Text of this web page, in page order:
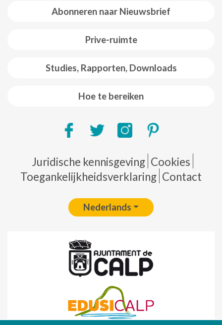
Abonneren naar Nieuwsbrief
Prive-ruimte
Studies, Rapporten, Downloads
Hoe te bereiken
Pie de página
Juridische kennisgeving Cookies
Toegankelijkheidsverklaring Contact
Nederlands